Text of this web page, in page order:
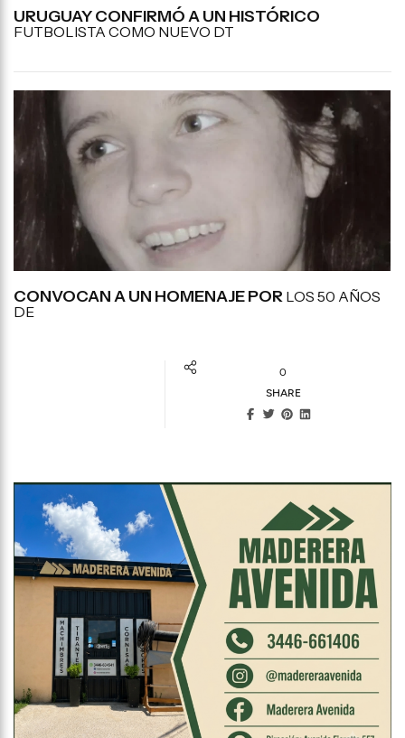
URUGUAY CONFIRMÓ A UN HISTÓRICO
FUTBOLISTA COMO NUEVO DT
CONVOCAN A UN HOMENAJE POR LOS 50 AÑOS
DE
0
SHARE